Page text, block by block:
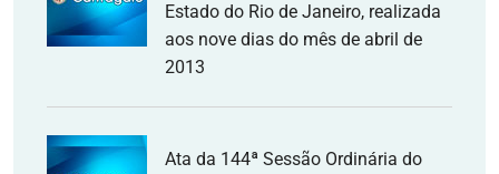
Estado do Rio de Janeiro, realizada
aos nove dias do mês de abril de
2013
Ata da 144ª Sessão Ordinária do